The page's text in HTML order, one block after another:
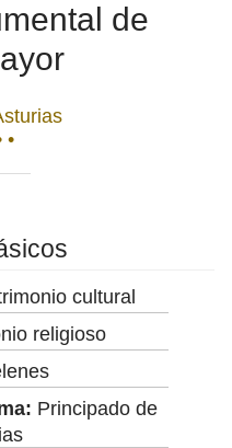
de
•
cultural
religioso
Principado de